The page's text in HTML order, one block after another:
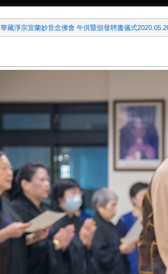
華藏淨宗宜蘭妙音念佛會 午供暨頒發聘書儀式